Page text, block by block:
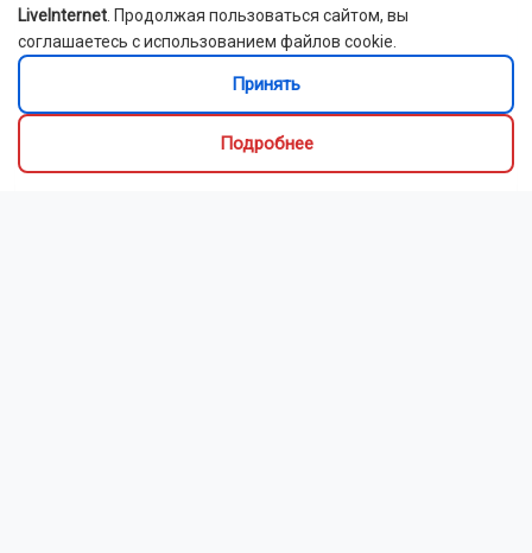
LiveInternet . Продолжая пользоваться сайтом, вы
соглашаетесь с использованием файлов cookie.
Принять
Подробнее